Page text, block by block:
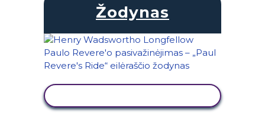
Žodynas